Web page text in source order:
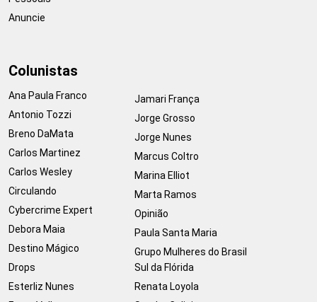
Anuncie
Colunistas
Ana Paula Franco
Antonio Tozzi
Breno DaMata
Carlos Martinez
Carlos Wesley
Circulando
Cybercrime Expert
Debora Maia
Destino Mágico
Drops
Esterliz Nunes
Jamari França
Jorge Grosso
Jorge Nunes
Marcus Coltro
Marina Elliot
Marta Ramos
Opinião
Paula Santa Maria
Grupo Mulheres do Brasil
Sul da Flórida
Renata Loyola